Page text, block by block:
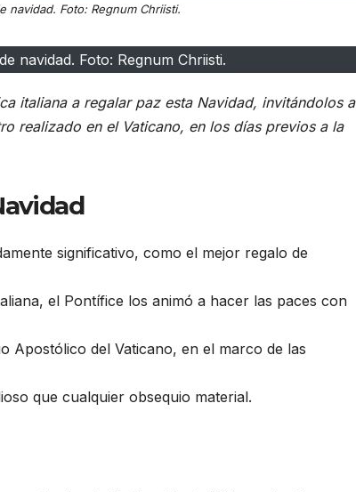
navidad. Foto: Regnum Chriisti.
navidad. Foto: Regnum Chriisti.
italiana a regalar paz esta Navidad, invitándolos a
realizado en el Vaticano, en los días previos a la
significativo, como el mejor regalo de
el Pontífice los animó a hacer las paces con
Apostólico del Vaticano, en el marco de las
que cualquier obsequio material.